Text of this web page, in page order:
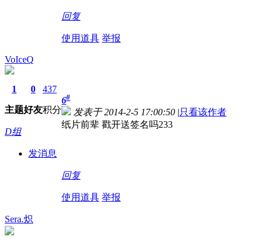
回复
使用道具 举报
VoIceQ
1
主题
0
好友
437
积分
D组
发消息
6#
发表于 2014-2-5 17:00:50 |只看该作者
纸片前辈 戳开送签名吗233
回复
使用道具 举报
Sera.炽